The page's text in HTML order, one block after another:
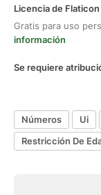
Licencia de Flaticon
Gratis para uso
información
Se requiere
Números Ui
Restricción De